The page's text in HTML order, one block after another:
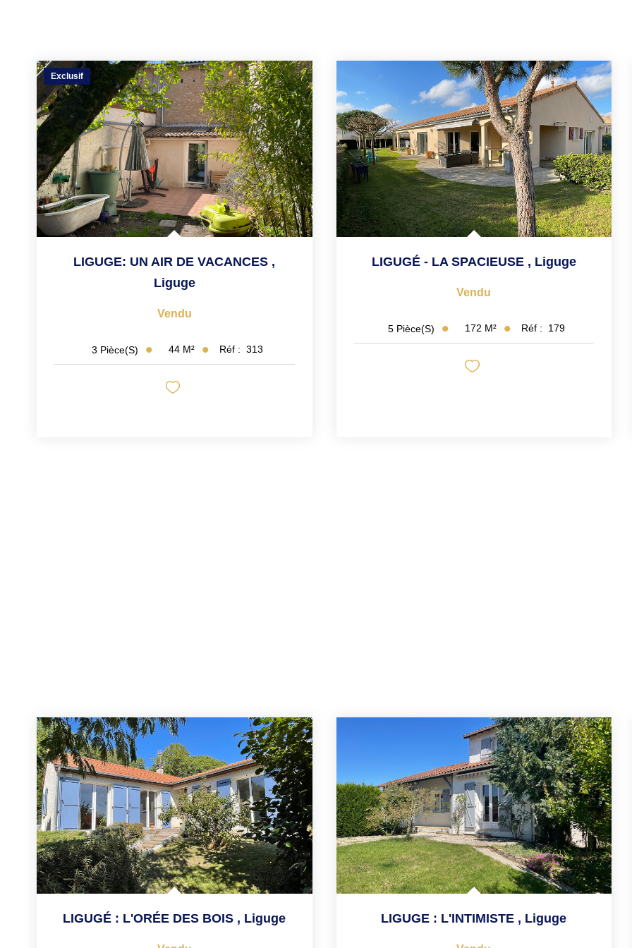
Exclusif
LIGUGE: UN AIR DE VACANCES ,
Liguge
Vendu
3 Pièce(s) 44 M² Réf : 313
LIGUGÉ - LA SPACIEUSE , Liguge
Vendu
5 Pièce(s) 172 M² Réf : 179
LIGUGÉ : L'ORÉE DES BOIS , Liguge LIGUGE : L'INTIMISTE , Liguge